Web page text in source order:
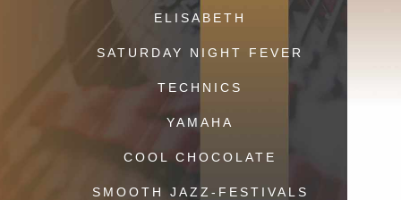
ELISABETH
SATURDAY NIGHT FEVER
TECHNICS
YAMAHA
COOL CHOCOLATE
SMOOTH JAZZ-FESTIVALS